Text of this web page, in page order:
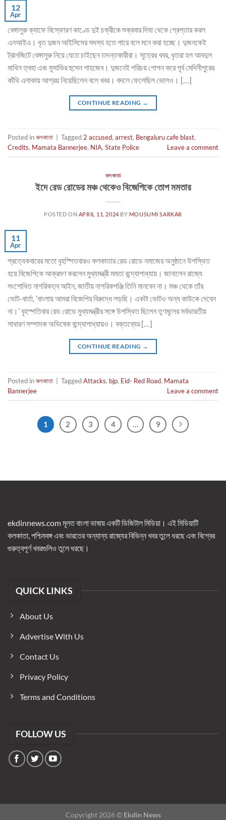
12
Apr
বেঙ্গালুরু ক্যাফে বিস্ফোরণ কাণ্ডে দুই চক্রীকে শুক্রবার দিঘা থেকে গ্রেপ্তার করল
এনআইএ। ধৃত দুজন আইসিসের সদস্য হতে পারে বলে মনে করা হচ্ছে। দুজনকেই
ট্রানজিটে বেঙ্গালুরু নিয়ে যেতে চাইছেন তদন্তকারীরা। সূত্রের খবর, ধৃতরা হল আবদুল
মাথিন ত্বহা এবং মুসাভির হুসেন শাহজেব। দুজনেই পরিচয় গোপন করে পূর্ব মেদিনীপুরের
কাঁথি এলাকায় আশ্রয় নিয়েছিলেন বলে খবর। বদলে ফেলেছিল ভোলও। […]
CONTINUE READING →
Posted inকলকাতা Tagged2 accused, arrest, Bengaluru cafe blast,
Credits, Mamata Bannerjee, NIA, State Police Leave a comment
কলকাতা
ইদে রেড রোডের মঞ্চ থেকেও বিজেপিকে তোপ মমতার
POSTED ON APRIL 11, 2024 BY MOUSUMI SARKAR
11
Apr
প্রত্যেকবারের মতো বৃহস্পিতবারও কলকাতার রেড রোডে নমাজের অনুষ্ঠানে উপস্থিত
হয়ে বিজেপিকে আক্রমণ করলেন মুখ্যমন্ত্রী মমতা বন্দ্যোপাধ্যায়। জানালেন রাজ্যে
সংশোধিত নাগরিকত্ব আইন, জাতীয় নাগরিকপঞ্জি তিনি মানবেন না। মঞ্চ থেকে তাঁর
ভোট-বার্তা, ‘বাংলায় আমরা বিজেপির বিরুদ্ধে লড়ছি। একটা ভোটও অন্য কাউকে দেবেন
না।’ বৃহস্পতিবার রেড রোডে মুখ্যমন্ত্রীর সঙ্গে উপস্থিত ছিলেন তৃণমূলের সর্বভারতীয়
সাধারণ সম্পাদক অভিষেক বন্দ্যোপাধ্যায়ও। বক্তব্যের […]
CONTINUE READING →
Posted inকলকাতা TaggedAttacks, bjp, Eid- Red Road, Mamata
Bannerjee
Leave a comment
1 2 3 4 9
ekdinnews.com মূলত বাংলা ভাষায় একটি ডিজিটাল মিডিয়া। এই মিডিয়াটি
কলকাতা, পশ্চিমবঙ্গ এবং ভারতের অন্যান্য রাজ্যের বিভিন্ন খবর তুলে ধরছে এবং বিশ্বের
গুরুত্বপূর্ণ খবরগুলিও তুলে ধরছে।
QUICK LINKS
About Us
Advertise With Us
Contact Us
Privacy Policy
Terms and Conditions
FOLLOW US
Copyright 2026 © Ekdin News